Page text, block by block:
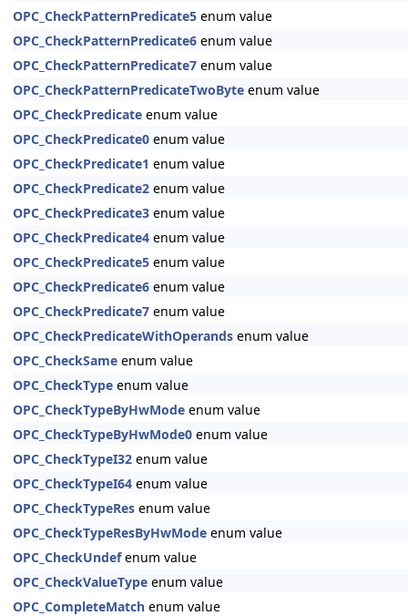
OPC_CheckPatternPredicate5 enum value
OPC_CheckPatternPredicate6 enum value
OPC_CheckPatternPredicate7 enum value
OPC_CheckPatternPredicateTwoByte enum value
OPC_CheckPredicate enum value
OPC_CheckPredicate0 enum value
OPC_CheckPredicate1 enum value
OPC_CheckPredicate2 enum value
OPC_CheckPredicate3 enum value
OPC_CheckPredicate4 enum value
OPC_CheckPredicate5 enum value
OPC_CheckPredicate6 enum value
OPC_CheckPredicate7 enum value
OPC_CheckPredicateWithOperands enum value
OPC_CheckSame enum value
OPC_CheckType enum value
OPC_CheckTypeByHwMode enum value
OPC_CheckTypeByHwMode0 enum value
OPC_CheckTypeI32 enum value
OPC_CheckTypeI64 enum value
OPC_CheckTypeRes enum value
OPC_CheckTypeResByHwMode enum value
OPC_CheckUndefenum value
OPC_CheckValueType enum value
OPC_CompleteMatch enum value